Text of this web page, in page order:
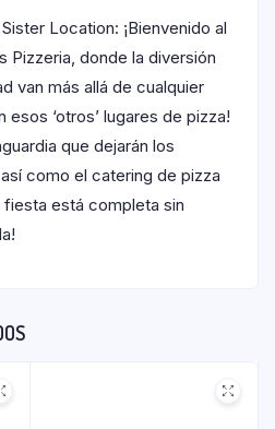
Location: ¡Bienvenido al
Pizzeria, donde la diversión
van más allá de cualquier
‘otros’ lugares de pizza!
que dejarán los
como el catering de pizza
fiesta está completa sin